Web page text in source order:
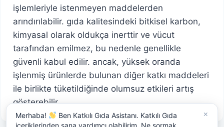
işlemleriyle istenmeyen maddelerden
arındırılabilir. gıda kalitesindeki bitkisel karbon,
kimyasal olarak oldukça inerttir ve vücut
tarafından emilmez, bu nedenle genellikle
güvenli kabul edilir. ancak, yüksek oranda
işlenmiş ürünlerde bulunan diğer katkı maddeleri
ile birlikte tüketildiğinde olumsuz etkileri artış
gösterebilir.
×
Merhaba!
Ben Katkılı Gıda Asistanı. Katkılı Gıda
içeriklerinden sana yardımcı olabilirim. Ne sormak